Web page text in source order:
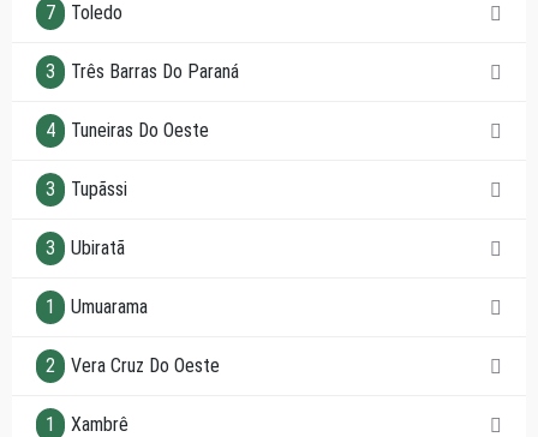
7 Toledo
3 Três Barras Do Paraná
4 Tuneiras Do Oeste
3 Tupãssi
3 Ubiratã
1 Umuarama
2 Vera Cruz Do Oeste
1 Xambrê